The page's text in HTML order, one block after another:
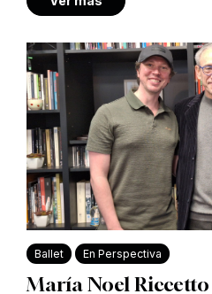
Ballet En Perspectiva
María Noel Riccetto